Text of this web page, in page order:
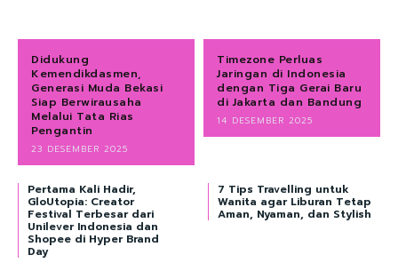
Didukung
Kemendikdasmen,
Generasi Muda Bekasi
Siap Berwirausaha
Melalui Tata Rias
Pengantin
23 DESEMBER 2025
Timezone Perluas
Jaringan di Indonesia
dengan Tiga Gerai Baru
di Jakarta dan Bandung
14 DESEMBER 2025
Pertama Kali Hadir,
GloUtopia: Creator
Festival Terbesar dari
Unilever Indonesia dan
Shopee di Hyper Brand
Day
7 Tips Travelling untuk
Wanita agar Liburan Tetap
Aman, Nyaman, dan Stylish